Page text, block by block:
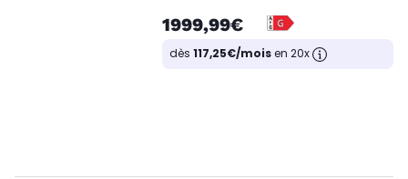
1999,99€
dès 117,25€/moisen 20x